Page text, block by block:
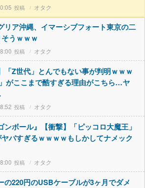
オタク
リア沖縄、イマーシブフォート東京の二
うｗｗｗ
オタク
「Z世代」とんでもない事が判明ｗｗｗ
がここまで酷すぎる理由がこちら…ヤ
オタク
ンボール』【衝撃】「ピッコロ大魔王」
バすぎるｗｗｗｗもしかしてナメック
オタク
の220円のUSBケーブルが3ヶ月でダメ